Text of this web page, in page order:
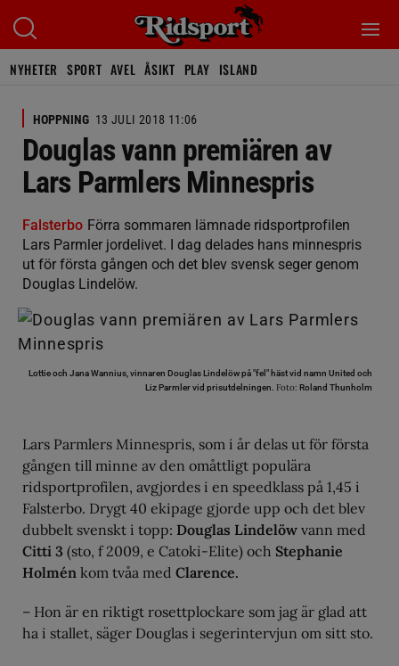
NYHETER SPORT AVEL ÅSIKT PLAY ISLAND
HOPPNING 13 JULI 2018 11:06
Douglas vann premiären av
Lars Parmlers Minnespris
Falsterbo Förra sommaren lämnade ridsportprofilen
Lars Parmler jordelivet. I dag delades hans minnespris
ut för första gången och det blev svensk seger genom
Douglas Lindelöw.
Lottie och Jana Wannius, vinnaren Douglas Lindelöw på "fel" häst vid namn United och
Liz Parmler vid prisutdelningen. Foto: Roland Thunholm
Lars Parmlers Minnespris, som i år delas ut för första
gången till minne av den omåttligt populära
ridsportprofilen, avgjordes i en speedklass på 1,45 i
Falsterbo. Drygt 40 ekipage gjorde upp och det blev
dubbelt svenskt i topp: Douglas Lindelöw vann med
Citti 3 (sto, f 2009, e Catoki-Elite) och Stephanie
Holmén kom tvåa med Clarence.
– Hon är en riktigt rosettplockare som jag är glad att
ha i stallet, säger Douglas i segerintervjun om sitt sto.